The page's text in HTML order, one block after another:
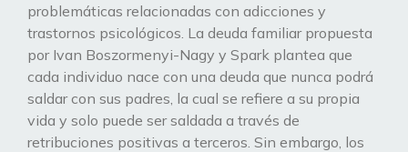
problemáticas relacionadas con adicciones y
trastornos psicológicos. La deuda familiar propuesta
por Ivan Boszormenyi-Nagy y Spark plantea que
cada individuo nace con una deuda que nunca podrá
saldar con sus padres, la cual se refiere a su propia
vida y solo puede ser saldada a través de
retribuciones positivas a terceros. Sin embargo, los